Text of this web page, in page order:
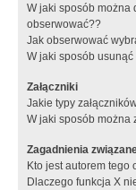
W jaki sposób można
obserwować??
Jak obserwować
W jaki sposób
Załączniki
Jakie typy
W jaki sposób można
Zagadnienia
Kto jest autorem tego
Dlaczego funkcja X